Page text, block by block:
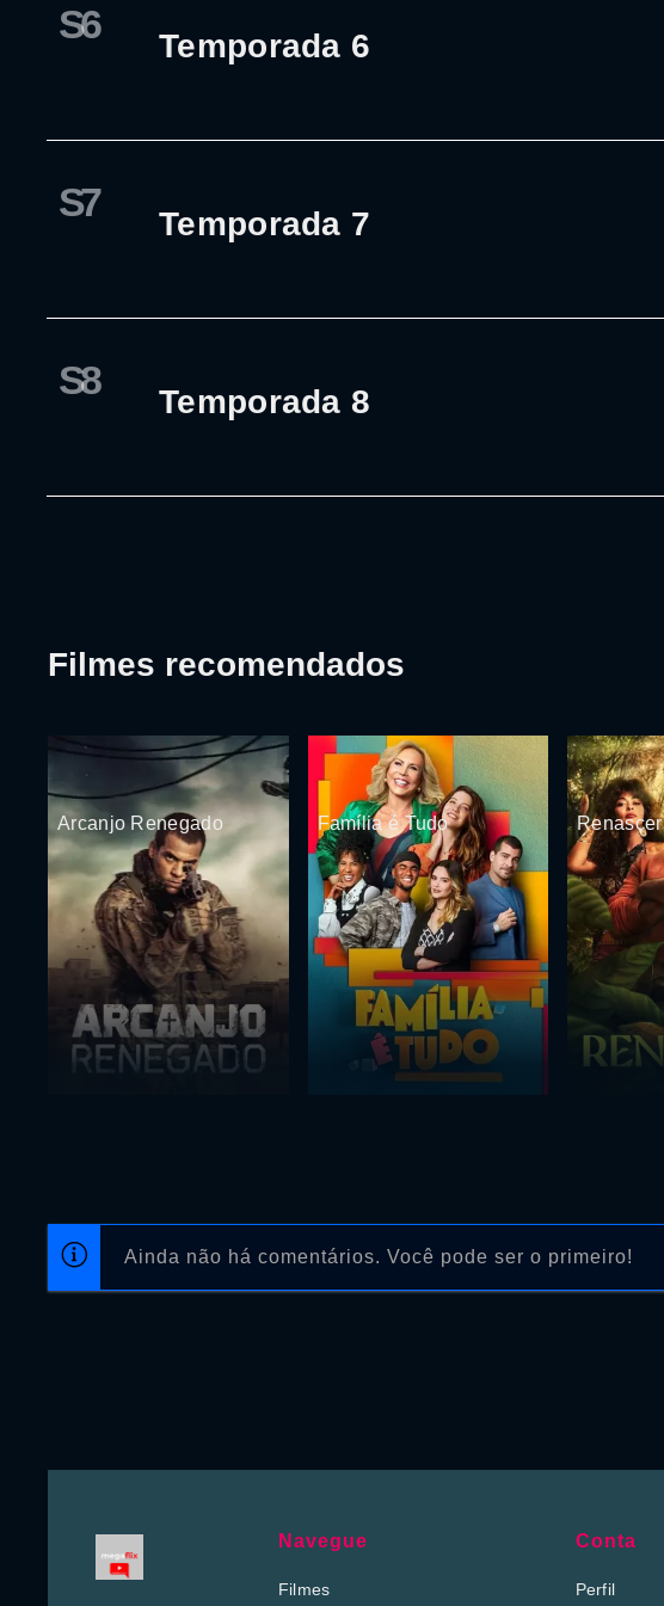
S6 Temporada 6
S7 Temporada 7
S8 Temporada 8
Ainda não há comentários. Você pode ser o primeiro!
Filmes recomendados
Arcanjo Renegado Família é Tudo Renascer
Navegue
Filmes
Conta
Perfil